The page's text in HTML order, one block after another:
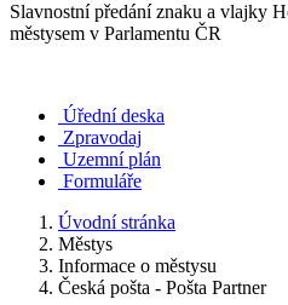
Slavnostní předání znaku a vlajky
městysem v Parlamentu ČR
Úřední deska
Zpravodaj
Uzemní plán
Formuláře
Úvodní stránka
Městys
Informace o městysu
Česká pošta - Pošta Partner